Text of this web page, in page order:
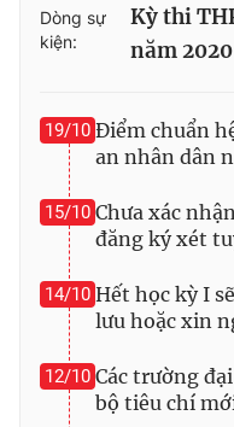
Dòng sự
kiện:
Kỳ thi
năm 2020
19/10 Điểm chuẩn
an nhân dân
15/10 Chưa xác
đăng ký xét
14/10 Hết học kỳ I
lưu hoặc xin
12/10 Các trường
bộ tiêu chí